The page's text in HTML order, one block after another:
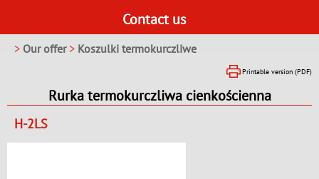
Contact us
> Our offer > Koszulki termokurczliwe
Printable version (PDF)
Rurka termokurczliwa cienkościenna
H-2LS